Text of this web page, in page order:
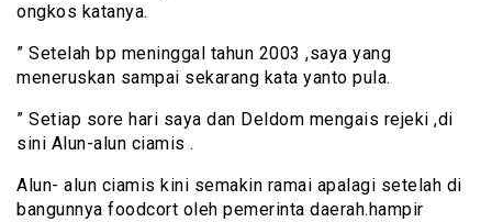
ongkos katanya.
” Setelah bp meninggal tahun 2003 ,saya yang
meneruskan sampai sekarang kata yanto pula.
” Setiap sore hari saya dan Deldom mengais rejeki ,di
sini Alun-alun ciamis .
Alun- alun ciamis kini semakin ramai apalagi setelah di
bangunnya foodcort oleh pemerinta daerah.hampir